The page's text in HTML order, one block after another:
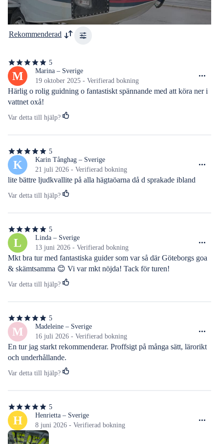
Rekommenderad
5
5
av
5
stjärnor
M
Marina – Sverige
19 oktober 2025 - Verifierad bokning
Härlig o rolig guidning o fantastiskt spännande med att köra ner i
vattnet oxå!
Var detta till hjälp?
5
5
av
5
stjärnor
K
Karin Tånghag – Sverige
21 juli 2026 - Verifierad bokning
lite bättre ljudkvallite på alla hägtaöarna då d sprakade ibland
Var detta till hjälp?
5
5
av
5
stjärnor
L
Linda – Sverige
13 juni 2026 - Verifierad bokning
Mkt bra tur med fantastiska guider som var så där Göteborgs goa
& skämtsamma 😊 Vi var mkt nöjda! Tack för turen!
Var detta till hjälp?
5
5
av
5
stjärnor
M
Madeleine – Sverige
16 juli 2026 - Verifierad bokning
En tur jag starkt rekommenderar. Proffsigt på många sätt, lärorikt
och underhållande.
Var detta till hjälp?
5
5
av
5
stjärnor
H
Henrietta – Sverige
8 juni 2026 - Verifierad bokning